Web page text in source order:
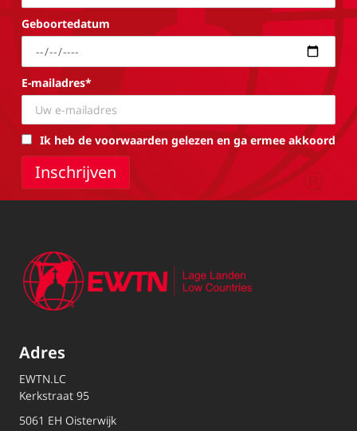
Geboortedatum
E-mailadres*
Ik heb de voorwaarden gelezen en ga ermee akkoord
Adres
EWTN.LC
Kerkstraat 95
5061 EH Oisterwijk